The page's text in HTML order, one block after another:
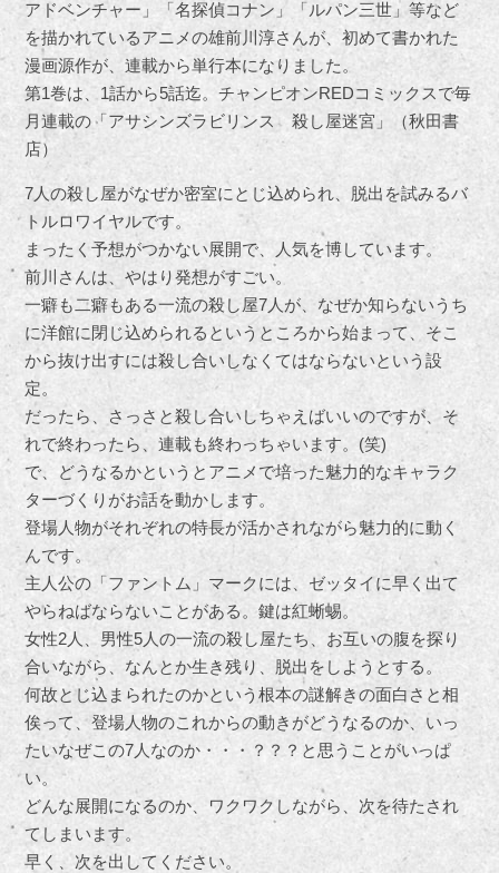
アドベンチャー」「名探偵コナン」「ルパン三世」等など
を描かれているアニメの雄前川淳さんが、初めて書かれた
漫画源作が、連載から単行本になりました。
第1巻は、1話から5話迄。チャンピオンREDコミックスで毎
月連載の「アサシンズラビリンス 殺し屋迷宮」（秋田書
店）
7人の殺し屋がなぜか密室にとじ込められ、脱出を試みるバ
トルロワイヤルです。
まったく予想がつかない展開で、人気を博しています。
前川さんは、やはり発想がすごい。
一癖も二癖もある一流の殺し屋7人が、なぜか知らないうち
に洋館に閉じ込められるというところから始まって、そこ
から抜け出すには殺し合いしなくてはならないという設
定。
だったら、さっさと殺し合いしちゃえばいいのですが、そ
れで終わったら、連載も終わっちゃいます。(笑)
で、どうなるかというとアニメで培った魅力的なキャラク
ターづくりがお話を動かします。
登場人物がそれぞれの特長が活かされながら魅力的に動く
んです。
主人公の「ファントム」マークには、ゼッタイに早く出て
やらねばならないことがある。鍵は紅蜥蜴。
女性2人、男性5人の一流の殺し屋たち、お互いの腹を探り
合いながら、なんとか生き残り、脱出をしようとする。
何故とじ込まられたのかという根本の謎解きの面白さと相
俟って、登場人物のこれからの動きがどうなるのか、いっ
たいなぜこの7人なのか・・・？？？と思うことがいっぱ
い。
どんな展開になるのか、ワクワクしながら、次を待たされ
てしまいます。
早く、次を出してください。